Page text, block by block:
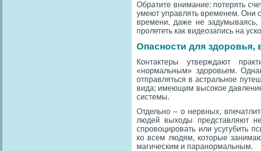
Обратите внимание: потерять
умеют управлять временем. Они
времени, даже не задумываясь,
пролететь как видеозапись на
Опасности для здоровья,
Контактеры утверждают
«нормальным» здоровьем.
отправляться в астральное
вида; имеющим высокое
системы.
Отдельно – о нервных,
людей выходы представляют
спровоцировать или усугубить
ко всем людям, которые
магическим и паранормальным.